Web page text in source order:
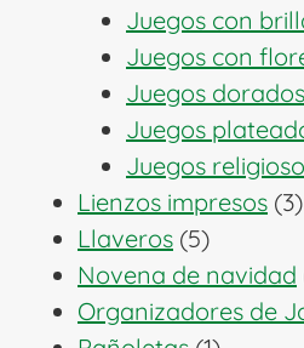
Juegos con
Juegos con
Juegos dorados
Juegos
Juegos
Lienzos impresos 33
Llaveros 55
Novena de navidad
Organizadores de